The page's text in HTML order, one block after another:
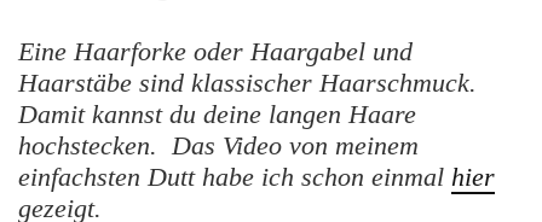
Eine Haarforke oder Haargabel und
Haarstäbe sind klassischer Haarschmuck.
Damit kannst du deine langen Haare
hochstecken. Das Video von meinem
einfachsten Dutt habe ich schon einmal hier
gezeigt.